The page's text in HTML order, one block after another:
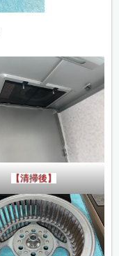
【清掃後】